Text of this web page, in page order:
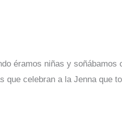
éramos niñas y
celebran a la Jenna que